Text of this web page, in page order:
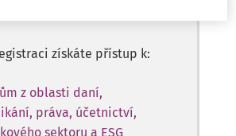
získáte přístup k:
z oblasti daní,
práva, účetnictví,
sektoru a ESG